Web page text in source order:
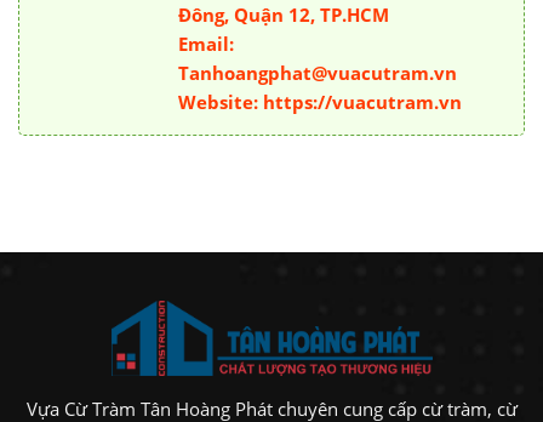
Đông, Quận 12, TP.HCM
Email:
Tanhoangphat@vuacutram.vn
Website: https://vuacutram.vn
Vựa Cừ Tràm Tân Hoàng Phát chuyên cung cấp cừ tràm, cừ